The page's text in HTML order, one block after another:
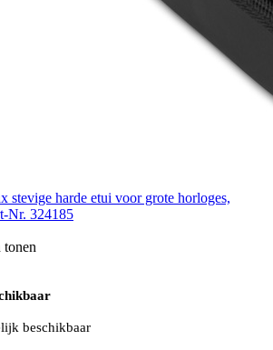
stevige harde etui voor grote horloges,
Nr. 324185
tonen
beschikbaar